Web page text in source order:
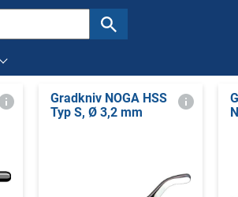
Gradkniv NOGA HSS
Typ S, Ø 3,2 mm